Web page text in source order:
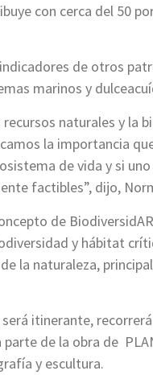
con cerca del 50
de otros
marinos y
naturales y la
la importancia
de vida y si
factibles”, dijo,
de
y hábitat
la naturaleza,
itinerante,
de la obra de
y escultura.